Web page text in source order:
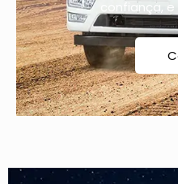
confiança,